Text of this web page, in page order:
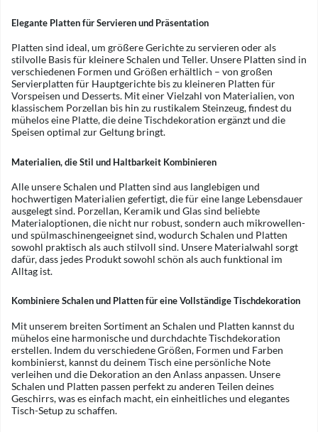
Elegante Platten für Servieren und Präsentation
Platten sind ideal, um größere Gerichte zu servieren oder als
stilvolle Basis für kleinere Schalen und Teller. Unsere Platten sind in
verschiedenen Formen und Größen erhältlich – von großen
Servierplatten für Hauptgerichte bis zu kleineren Platten für
Vorspeisen und Desserts. Mit einer Vielzahl von Materialien, von
klassischem Porzellan bis hin zu rustikalem Steinzeug, findest du
mühelos eine Platte, die deine Tischdekoration ergänzt und die
Speisen optimal zur Geltung bringt.
Materialien, die Stil und Haltbarkeit Kombinieren
Alle unsere Schalen und Platten sind aus langlebigen und
hochwertigen Materialien gefertigt, die für eine lange Lebensdauer
ausgelegt sind. Porzellan, Keramik und Glas sind beliebte
Materialoptionen, die nicht nur robust, sondern auch mikrowellen-
und spülmaschinengeeignet sind, wodurch Schalen und Platten
sowohl praktisch als auch stilvoll sind. Unsere Materialwahl sorgt
dafür, dass jedes Produkt sowohl schön als auch funktional im
Alltag ist.
Kombiniere Schalen und Platten für eine Vollständige Tischdekoration
Mit unserem breiten Sortiment an Schalen und Platten kannst du
mühelos eine harmonische und durchdachte Tischdekoration
erstellen. Indem du verschiedene Größen, Formen und Farben
kombinierst, kannst du deinem Tisch eine persönliche Note
verleihen und die Dekoration an den Anlass anpassen. Unsere
Schalen und Platten passen perfekt zu anderen Teilen deines
Geschirrs, was es einfach macht, ein einheitliches und elegantes
Tisch-Setup zu schaffen.